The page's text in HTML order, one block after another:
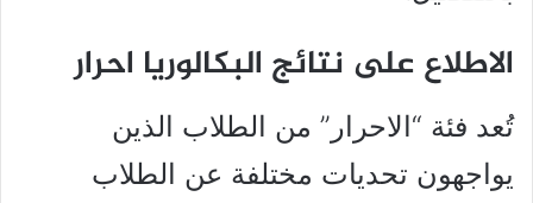
الاطلاع على نتائج البكالوريا احرار
تُعد فئة “الاحرار” من الطلاب الذين
يواجهون تحديات مختلفة عن الطلاب